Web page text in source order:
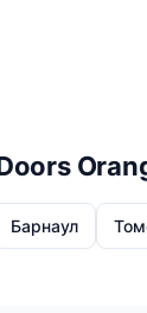
Барнаул